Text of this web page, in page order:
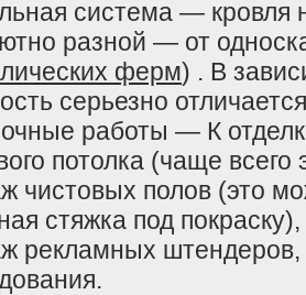
система — кровля
разной — от
ферм) . В
серьезно
работы — К
потолка (чаще
чистовых полов (это
стяжка под
рекламных штендеров,